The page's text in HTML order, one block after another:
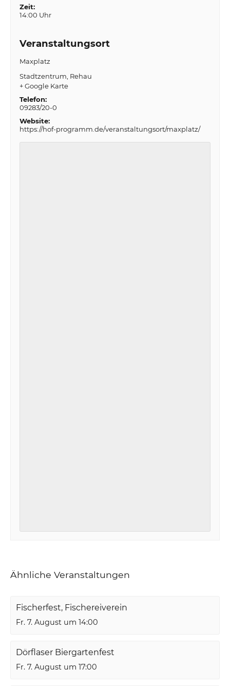
Zeit:
14:00 Uhr
Veranstaltungsort
Maxplatz
Stadtzentrum Rehau
+ Google Karte
Telefon:
09283/20-0
Website:
https://hof-programm.de/veranstaltungsort/maxplatz/
Ähnliche Veranstaltungen
Fischerfest, Fischereiverein
Fr. 7. August um 14:00
Dörflaser Biergartenfest
Fr. 7. August um 17:00